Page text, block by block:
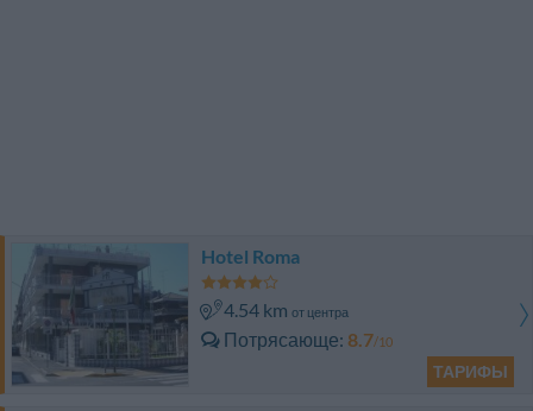
Hotel Roma
4.54 km от центра
Потрясающе 8.7/10
ТАРИФЫ